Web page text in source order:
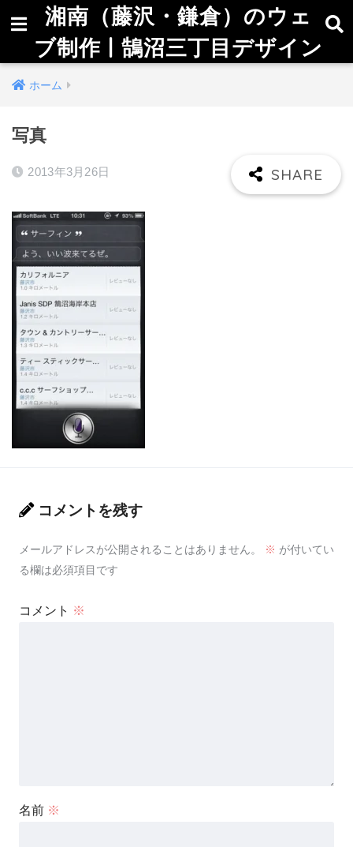
湘南（藤沢・鎌倉）のウェ
ブ制作 | 鵠沼三丁目デザイン
ホーム
写真
2013年3月26日
コメントを残す
メールアドレスが公開されることはありません。 ※ が付いてい
る欄は必須項目です
コメント ※
名前 ※